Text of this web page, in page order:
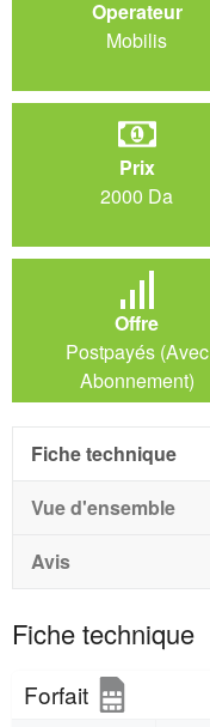
Operateur
Mobilis
Prix
2000 Da
Offre
Postpayés (Avec
Abonnement)
Fiche technique
Vue d'ensemble
Avis
Fiche technique
Forfait